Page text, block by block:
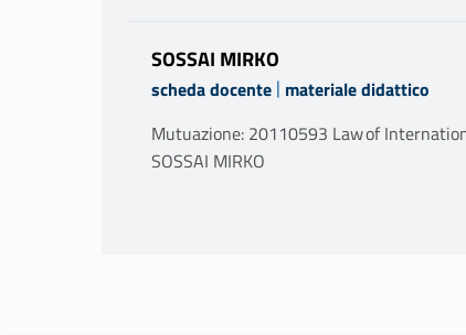
SOSSAI MIRKO
scheda docente | materiale didattico
Mutuazione: 20110593 Law of
SOSSAI MIRKO